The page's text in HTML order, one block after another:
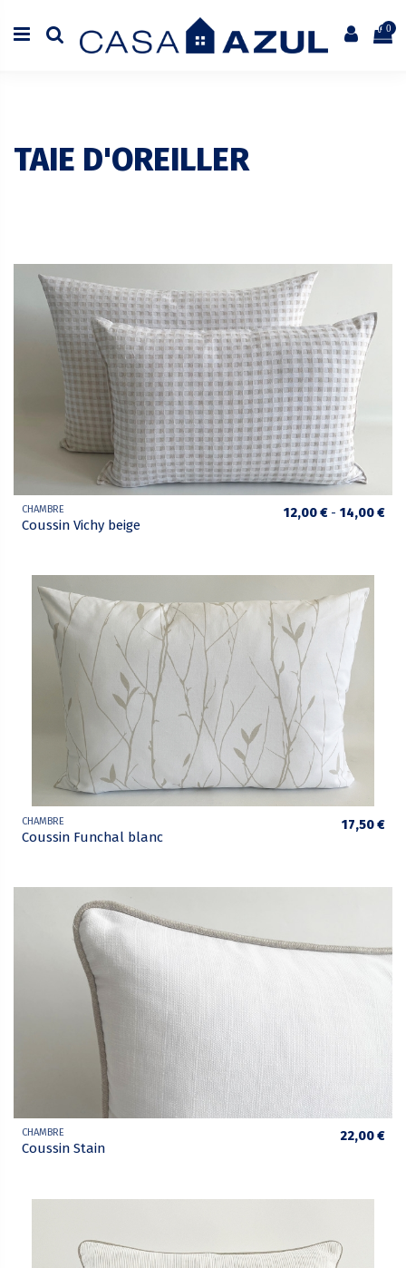
0
TAIE D'OREILLER
CHAMBRE
Coussin Vichy beige
12,00 € - 14,00 €
CHAMBRE
Coussin Funchal blanc
17,50 €
CHAMBRE
Coussin Stain
22,00 €